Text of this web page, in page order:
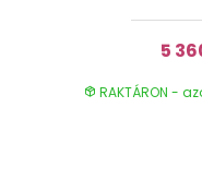
5
RAKTÁRON -